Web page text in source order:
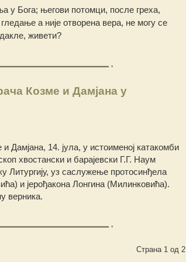
у Бога; његови потомци, после греха,
а није отворена вера, не могу се
живети?
Козме и Дамјана у
Дамјана, 14. јула, у истоименој катакомби
хвостански и барајевски Г.Г. Наум
Литургију, уз саслужење протосинђела
и јерођакона Лонгина (Милинковића).
верника.
Страна 1 од 2